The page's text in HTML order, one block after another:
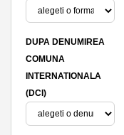
DUPA DENUMIREA
COMUNA
INTERNATIONALA
(DCI)